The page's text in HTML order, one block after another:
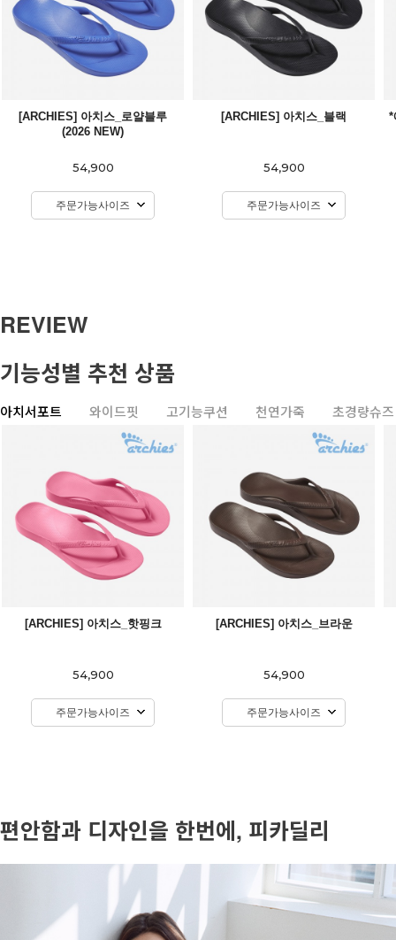
[ARCHIES] 아치스_로얄블루
(2026 NEW)
54,900
주문가능사이즈
[ARCHIES] 아치스_블랙
54,900
주문가능사이즈
*
REVIEW
기능성별 추천 상품
아치서포트 와이드핏 고기능쿠션 천연가죽 초경량슈즈
[ARCHIES] 아치스_핫핑크
54,900
주문가능사이즈
[ARCHIES] 아치스_브라운
54,900
주문가능사이즈
편안함과 디자인을 한번에, 피카딜리